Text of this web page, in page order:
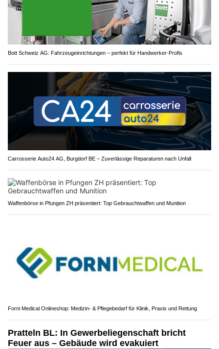
Bott Schweiz AG: Fahrzeugeinrichtungen – perfekt für Handwerker-Profis
Carrosserie Auto24 AG, Burgdorf BE – Zuverlässige Reparaturen nach Unfall
Waffenbörse in Pfungen ZH präsentiert: Top Gebrauchtwaffen und Munition
Forni Medical Onlineshop: Medizin- & Pflegebedarf für Klinik, Praxis und Rettung
Pratteln BL: In Gewerbeliegenschaft bricht
Feuer aus – Gebäude wird evakuiert